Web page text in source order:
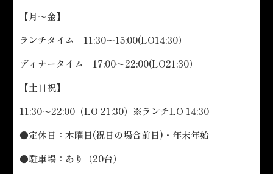
【月～金】
ランチタイム 11:30〜15:00(LO14:30）
ディナータイム 17:00〜22:00(LO21:30）
【土日祝】
11:30～22:00（LO 21:30）※ランチLO 14:30
●定休日：木曜日(祝日の場合前日)・年末年始
●駐車場：あり（20台）